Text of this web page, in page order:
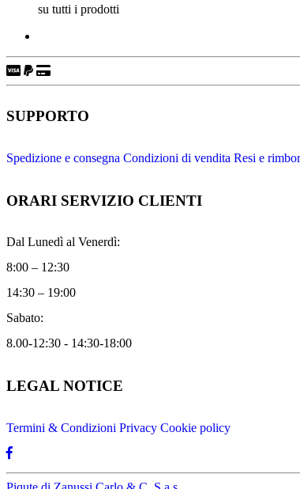
su tutti i prodotti
SUPPORTO
Spedizione e consegna Condizioni di vendita Resi e
ORARI SERVIZIO CLIENTI
Dal Lunedì al Venerdì:
8:00 – 12:30
14:30 – 19:00
Sabato:
8.00-12:30 - 14:30-18:00
LEGAL NOTICE
Termini & Condizioni Privacy Cookie policy